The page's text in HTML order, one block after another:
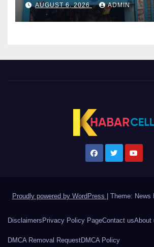
AUGUST 6, 2026 ADMIN
Proudly powered by WordPress | Theme: News
Disclaimers Privacy Policy PageContact usAbout
DMCA Removal RequestDMCA Policy